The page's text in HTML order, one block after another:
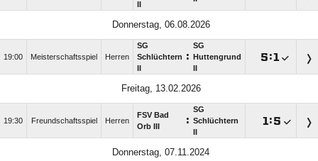
Donnerstag, 06.08.2026
19:00 Meisterschaftsspiel Herren
SG
Schlüchtern :
SG
Huttengrund
:
Freitag, 13.02.2026
19:30 Freundschaftsspiel Herren
FSV Bad
Orb III
:
SG
Schlüchtern
:
Donnerstag, 07.11.2024